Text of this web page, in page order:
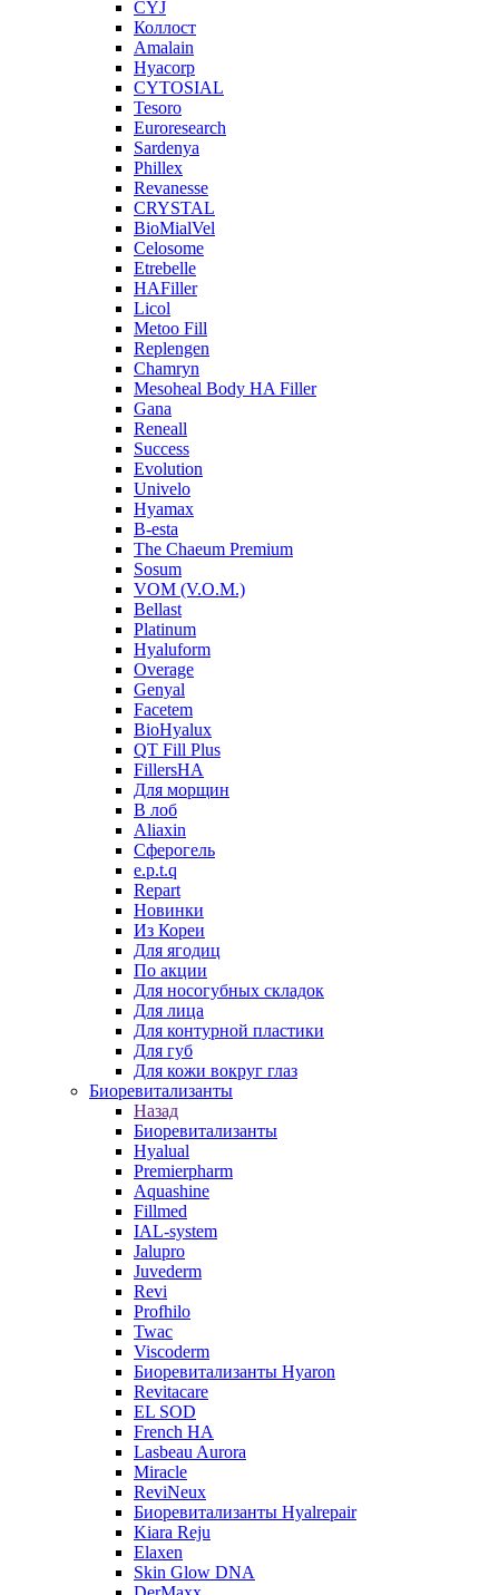
CYJ
Коллост
Amalain
Hyacorp
CYTOSIAL
Tesoro
Euroresearch
Sardenya
Phillex
Revanesse
CRYSTAL
BioMialVel
Celosome
Etrebelle
HAFiller
Licol
Metoo Fill
Replengen
Chamryn
Mesoheal Body HA Filler
Gana
Reneall
Success
Evolution
Univelo
Hyamax
B-esta
The Chaeum Premium
Sosum
VOM (V.O.M.)
Bellast
Platinum
Hyaluform
Overage
Genyal
Facetem
BioHyalux
QT Fill Plus
FillersHA
Для морщин
В лоб
Aliaxin
Сферогель
e.p.t.q
Repart
Новинки
Из Кореи
Для ягодиц
По акции
Для носогубных складок
Для лица
Для контурной пластики
Для губ
Для кожи вокруг глаз
Биоревитализанты
Назад
Биоревитализанты
Hyalual
Premierpharm
Aquashine
Fillmed
IAL-system
Jalupro
Juvederm
Revi
Profhilo
Twac
Viscoderm
Биоревитализанты Hyaron
Revitacare
EL SOD
French HA
Lasbeau Aurora
Miracle
ReviNeux
Биоревитализанты Hyalrepair
Kiara Reju
Elaxen
Skin Glow DNA